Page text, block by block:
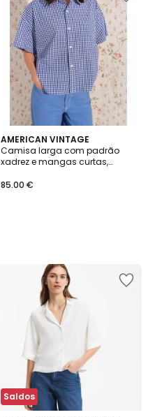
AMERICAN VINTAGE
Camisa larga com padrão
xadrez e mangas curtas,
85.00 €
Saldos